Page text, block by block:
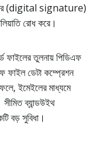
(digital signature)
রোধ করে।
ফাইলের তুলনায় পিডিএফ
ফাইল ডেটা কম্প্রেশন
ইমেইলের মাধ্যমে
ব্যান্ডউইথ
বড় সুবিধা।